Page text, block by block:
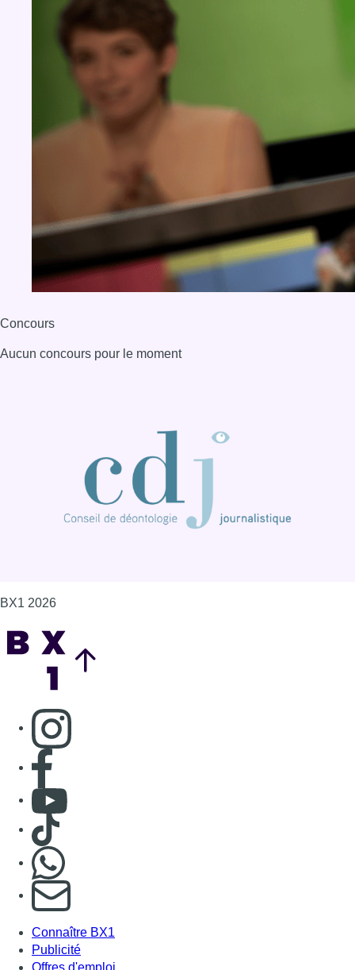
Aucun concours pour le moment
Consulter page Instagram
S'abonner à notre newsletter
Connaître BX1
Publicité
Offres d'emploi
Contact
Mentions légales
Politique de cookies (UE)
Gérer les cookies